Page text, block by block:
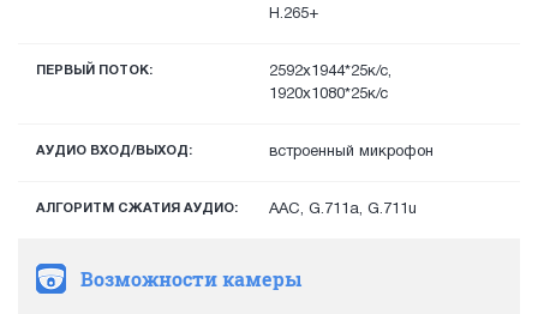
H.265+
ПЕРВЫЙ ПОТОК:
2592x1944*25к/с,
1920х1080*25к/с
АУДИО ВХОД/ВЫХОД: встроенный микрофон
АЛГОРИТМ СЖАТИЯ АУДИО: AAC, G.711a, G.711u
Возможности камеры